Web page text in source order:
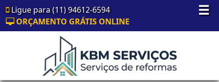
☰
Ligue para (11) 94612-6594
ORÇAMENTO GRÁTIS ONLINE